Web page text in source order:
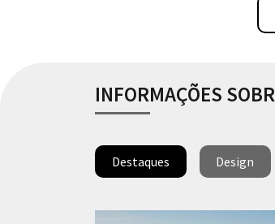
INFORMAÇÕES
Destaques Design